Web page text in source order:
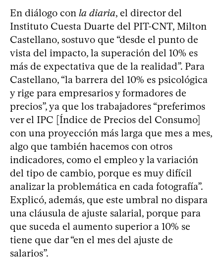
En diálogo con la diaria, el director del
Instituto Cuesta Duarte del PIT-CNT, Milton
Castellano, sostuvo que “desde el punto de
vista del impacto, la superación del 10% es
más de expectativa que de la realidad”. Para
Castellano, “la barrera del 10% es psicológica
y rige para empresarios y formadores de
precios”, ya que los trabajadores “preferimos
ver el IPC [Índice de Precios del Consumo]
con una proyección más larga que mes a mes,
algo que también hacemos con otros
indicadores, como el empleo y la variación
del tipo de cambio, porque es muy difícil
analizar la problemática en cada fotografía”.
Explicó, además, que este umbral no dispara
una cláusula de ajuste salarial, porque para
que suceda el aumento superior a 10% se
tiene que dar “en el mes del ajuste de
salarios”.